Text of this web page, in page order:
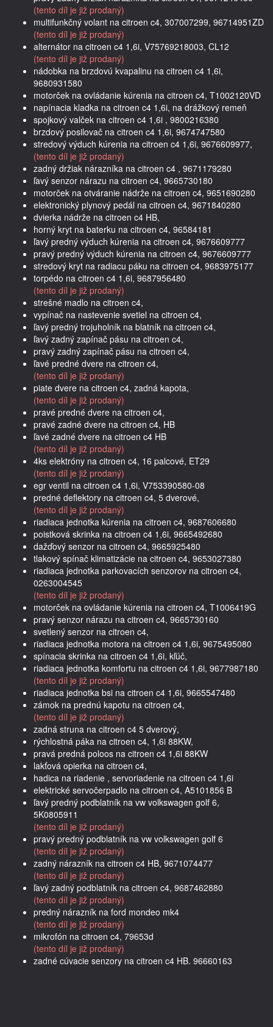
(tento díl je již prodaný)
multifunkčný volant na citroen c4, 307007299, 96714951ZD
(tento díl je již prodaný)
alternátor na citroen c4 1,6i, V75769218003, CL12
(tento díl je již prodaný)
nádobka na brzdovú kvapalinu na citroen c4 1,6i,
9680931580
motorček na ovládanie kúrenia na citroen c4, T1002120VD
napínacia kladka na citroen c4 1,6i, na drážkový remeň
spojkový valček na citroen c4 1,6i , 9800216380
brzdový posilovač na citroen c4 1,6i, 9674747580
stredový výduch kúrenia na citroen c4 1,6i, 9676609977,
(tento díl je již prodaný)
zadný držiak nárazníka na citroen c4 , 9671179280
ľavý senzor nárazu na citroen c4, 9665730180
motorček na otváranie nádrže na citroen c4, 9651690280
elektronický plynový pedál na citroen c4, 9671840280
dvierka nádrže na citroen c4 HB,
horný kryt na baterku na citroen c4, 96584181
ľavý predný výduch kúrenia na citroen c4, 9676609777
pravý predný výduch kúrenia na citroen c4, 9676609777
stredový kryt na radiacu páku na citroen c4, 9683975177
torpédo na citroen c4 1,6i, 9687956480
(tento díl je již prodaný)
strešné madlo na citroen c4,
vypínač na nastevenie svetiel na citroen c4,
ľavý predný trojuholník na blatník na citroen c4,
ľavý zadný zapínač pásu na citroen c4,
pravý zadný zapínač pásu na citroen c4,
ľavé predné dvere na citroen c4,
(tento díl je již prodaný)
piate dvere na citroen c4, zadná kapota,
(tento díl je již prodaný)
pravé predné dvere na citroen c4,
pravé zadné dvere na citroen c4, HB
ľavé zadné dvere na citroen c4 HB
(tento díl je již prodaný)
4ks elektróny na citroen c4, 16 palcové, ET29
(tento díl je již prodaný)
egr ventil na citroen c4 1,6i, V753390580-08
predné deflektory na citroen c4, 5 dverové,
(tento díl je již prodaný)
riadiaca jednotka kúrenia na citroen c4, 9687606680
poistková skrinka na citroen c4 1,6i, 9665492680
dažďový senzor na citroen c4, 9665925480
tlakový spínač klimatizácie na citroen c4, 9653027380
riadiaca jednotka parkovacích senzorov na citroen c4,
0263004545
(tento díl je již prodaný)
motorček na ovládanie kúrenia na citroen c4, T1006419G
pravý senzor nárazu na citroen c4, 9665730160
svetlený senzor na citroen c4,
riadiaca jednotka motora na citroen c4 1,6i, 9675495080
spínacia skrinka na citroen c4 1,6i, kľúč,
riadiaca jednotka komfortu na citroen c4 1,6i, 9677987180
(tento díl je již prodaný)
riadiaca jednotka bsi na citroen c4 1,6i, 9665547480
zámok na prednú kapotu na citroen c4,
(tento díl je již prodaný)
zadná struna na citroen c4 5 dverový,
rýchlostná páka na citroen c4, 1,6i 88KW,
pravá predná poloos na citroen c4 1,6i 88KW
lakťová opierka na citroen c4,
hadica na riadenie , servoriadenie na citroen c4 1,6i
elektrické servočerpadlo na citroen c4, A5101856 B
ľavý predný podblatník na vw volkswagen golf 6,
5K0805911
(tento díl je již prodaný)
pravý predný podblatník na vw volkswagen golf 6
(tento díl je již prodaný)
zadný nárazník na citroen c4 HB, 9671074477
(tento díl je již prodaný)
ľavý zadný podblatník na citroen c4, 9687462880
(tento díl je již prodaný)
predný nárazník na ford mondeo mk4
(tento díl je již prodaný)
mikrofón na citroen c4, 79653d
(tento díl je již prodaný)
zadné cúvacie senzory na citroen c4 HB. 96660163